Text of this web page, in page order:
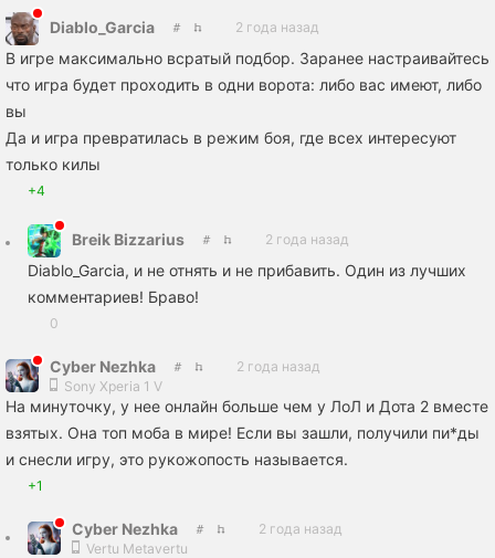
Diablo_Garcia 2 года назад
В игре максимально всратый подбор. Заранее настраивайтесь
что игра будет проходить в одни ворота: либо вас имеют, либо
вы
Да и игра превратилась в режим боя, где всех интересуют
только килы
+4
Breik Bizzarius 2 года назад
Diablo_Garcia, и не отнять и не прибавить. Один из лучших
комментариев! Браво!
0
Cyber Nezhka
2 года назад
Sony Xperia 1 V
На минуточку, у нее онлайн больше чем у ЛоЛ и Дота 2 вместе
взятых. Она топ моба в мире! Если вы зашли, получили пи*ды
и снесли игру, это рукожопость называется.
+1
Cyber Nezhka
2 года назад
Vertu Metavertu